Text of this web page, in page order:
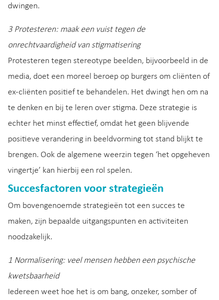
dwingen.
3 Protesteren: maak een vuist tegen de
onrechtvaardigheid van stigmatisering
Protesteren tegen stereotype beelden, bijvoorbeeld in de
media, doet een moreel beroep op burgers om cliënten of
ex-cliënten positief te behandelen. Het dwingt hen om na
te denken en bij te leren over stigma. Deze strategie is
echter het minst effectief, omdat het geen blijvende
positieve verandering in beeldvorming tot stand blijkt te
brengen. Ook de algemene weerzin tegen ‘het opgeheven
vingertje’ kan hierbij een rol spelen.
Succesfactoren voor strategieën
Om bovengenoemde strategieën tot een succes te
maken, zijn bepaalde uitgangspunten en activiteiten
noodzakelijk.
1 Normalisering: veel mensen hebben een psychische
kwetsbaarheid
Iedereen weet hoe het is om bang, onzeker, somber of